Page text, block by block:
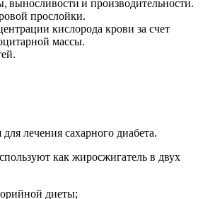
выносливости и производительности.
прослойки.
кислорода крови за счет
массы.
лечения сахарного диабета.
как жиросжигатель в двух
диеты;